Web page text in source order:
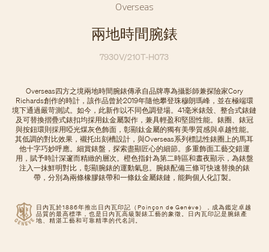
Overseas
兩地時間腕錶
7930V/210T-H073
日內瓦於1886年推出日內瓦印記（Poinçon de Genève），成為鑑定卓越
品質的最高標準，也是日內瓦高級製錶工藝的象徵。日內瓦印記是腕錶產
地、精湛工藝和可靠精準的代名詞。
Overseas四方之境兩地時間腕錶傳承自品牌專為攝影師兼探險家Cory
Richards創作的時計，該作品曾於2019年隨他攀登珠穆朗瑪峰，並在極端環
境下通過嚴苛測試。如今，此新作以不同色調登場。41毫米錶殼、整合式錶鏈
及可替換摺疊式錶扣均採用鈦金屬製作，兼具輕盈和堅固性能。錶圈、錶冠
與按鈕環則採用啞光煤灰色飾面，彰顯鈦金屬的獨有美學質感與卓越性能。
其低調的對比效果，襯托出刻槽設計，與Overseas系列標誌性錶圈上的馬耳
他十字巧妙呼應。細賞錶盤，探索盡顯匠心的細節。多重飾面工藝交錯運
用，賦予時計深邃而精緻的層次。橙色指針為第二時區和晝夜顯示，為錶盤
注入一抹鮮明對比，彰顯腕錶的運動氣息。腕錶配備三條可快速替換的錶
帶，分別為兩條橡膠錶帶和一條鈦金屬錶鏈，能夠個人化訂製。